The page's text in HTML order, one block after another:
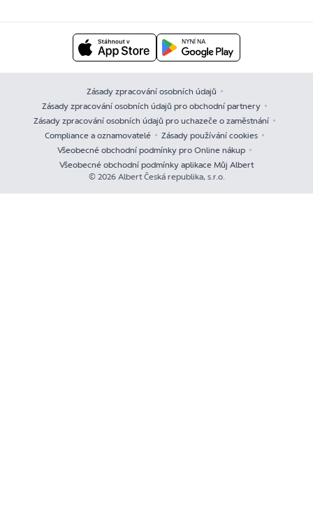
Zásady zpracování osobních údajů
Zásady zpracování osobních údajů pro obchodní partnery
Zásady zpracování osobních údajů pro uchazeče o zaměstnání
Compliance a oznamovatelé
Zásady používání cookies
Všeobecné obchodní podmínky pro Online nákup
Všeobecné obchodní podmínky aplikace Můj Albert
© 2026 Albert Česká republika, s.r.o.